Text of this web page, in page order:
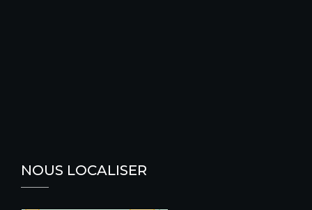
NOUS LOCALISER